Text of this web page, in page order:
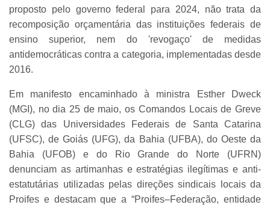
proposto pelo governo federal para 2024, não trata da
recomposição orçamentária das instituições federais de
ensino superior, nem do 'revogaço' de medidas
antidemocráticas contra a categoria, implementadas desde
2016.
Em manifesto encaminhado à ministra Esther Dweck
(MGI), no dia 25 de maio, os Comandos Locais de Greve
(CLG) das Universidades Federais de Santa Catarina
(UFSC), de Goiás (UFG), da Bahia (UFBA), do Oeste da
Bahia (UFOB) e do Rio Grande do Norte (UFRN)
denunciam as artimanhas e estratégias ilegítimas e anti-
estatutárias utilizadas pelas direções sindicais locais da
Proifes e destacam que a “Proifes–Federação, entidade